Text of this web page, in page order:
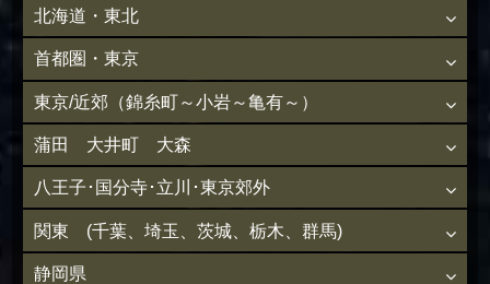
北海道・東北
首都圏・東京
東京/近郊（錦糸町～小岩～亀有～）
蒲田 大井町 大森
八王子･国分寺･立川･東京郊外
関東 (千葉、埼玉、茨城、栃木、群馬)
静岡県